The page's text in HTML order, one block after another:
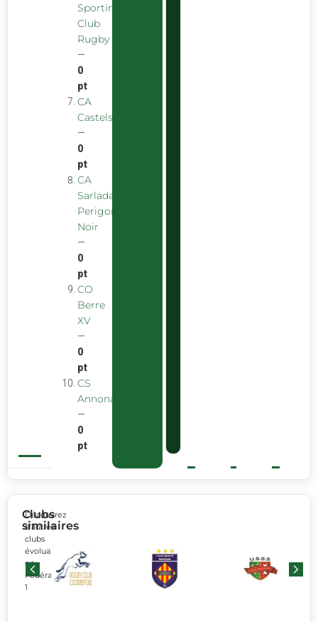
Sporting
Club
Rugby
—
0
pt
CA
Castelsarrasinois
—
0
pt
CA
Sarladais
Perigord
Noir
—
0
pt
CO
Berre
XV
—
0
pt
CS
Annonay
—
0
pt
Clubs
similaires
Découvrez
d’autres
clubs
évoluant
en
Fédérale
1